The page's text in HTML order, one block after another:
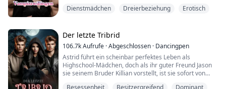
Luciens Berührung war kalt, doch ich brannte heiß vor
derselben Begierde, die meine Unterwäsche
durchnässte.
Plötzlich öffnete sich die Tür und sein Zwilling trat ein,
sein...
Dienstmädchen Dreierbeziehung Erotisch
Der letzte Tribrid
106.7kAufrufe ·Abgeschlossen · Dancingpen
Astrid führt ein scheinbar perfektes Leben als
Highschool-Mädchen, doch als ihr guter Freund Jason
sie seinem Bruder Killian vorstellt, ist sie sofort von
Besessenheit Besitzergreifend Dominant